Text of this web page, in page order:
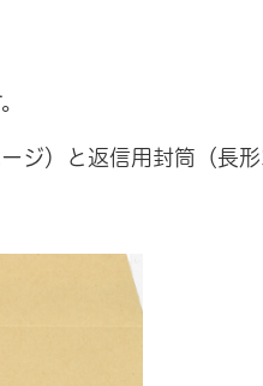
ジ）と返信用封筒（長形